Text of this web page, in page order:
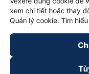
xem chi tiết hoặc thay
Quản lý cookie. Tìm